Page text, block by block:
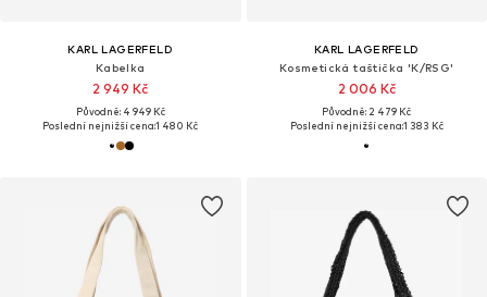
KARL LAGERFELD
Kabelka
2 949 Kč
Původně: 4 949 Kč
Poslední nejnižší cena:1 480 Kč
KARL LAGERFELD
Kosmetická taštička 'K/RSG'
2 006 Kč
Původně: 2 479 Kč
Poslední nejnižší cena:1 383 Kč